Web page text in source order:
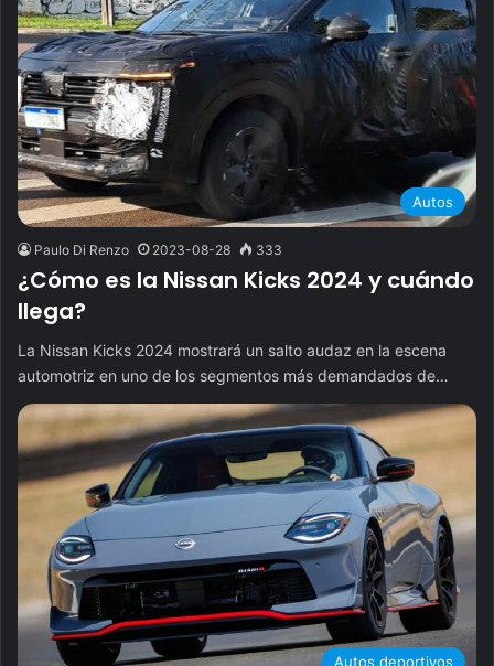
Autos
Paulo Di Renzo 2023-08-28 333
¿Cómo es la Nissan Kicks 2024 y cuándo
llega?
La Nissan Kicks 2024 mostrará un salto audaz en la escena
automotriz en uno de los segmentos más demandados de…
Autos deportivos